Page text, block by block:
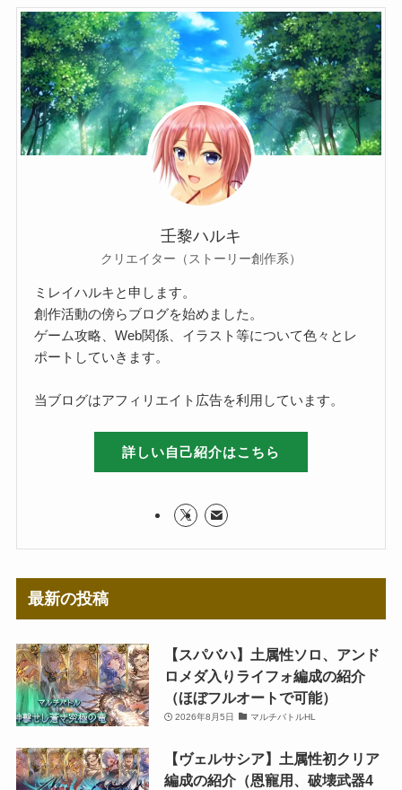
壬黎ハルキ
クリエイター（ストーリー創作系）
ミレイハルキと申します。
創作活動の傍らブログを始めました。
ゲーム攻略、Web関係、イラスト等について色々とレ
ポートしていきます。
当ブログはアフィリエイト広告を利用しています。
詳しい自己紹介はこちら
最新の投稿
【スパバハ】土属性ソロ、アンド
ロメダ入りライフォ編成の紹介
（ほぼフルオートで可能）
2026年8月5日 マルチバトルHL
【ヴェルサシア】土属性初クリア
編成の紹介（恩寵用、破壊武器4